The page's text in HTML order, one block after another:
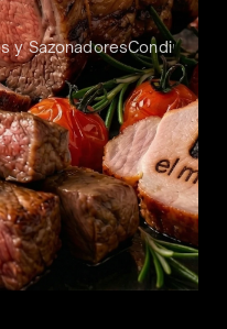
y SazonadoresCondimentos